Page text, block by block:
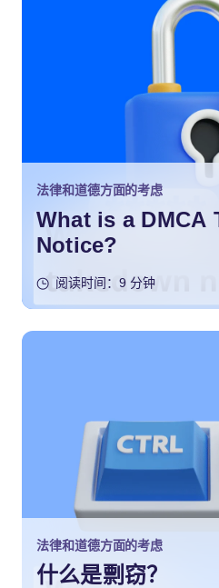
法律和道德方面的考虑
What is a DMCA
Notice?
阅读时间：9 分钟
法律和道德方面的考虑
什么是剽窃？